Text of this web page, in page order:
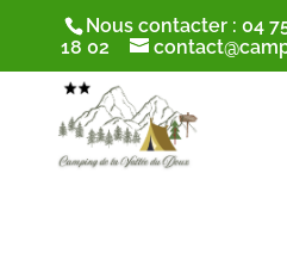
Nous contacter : 04
18 02